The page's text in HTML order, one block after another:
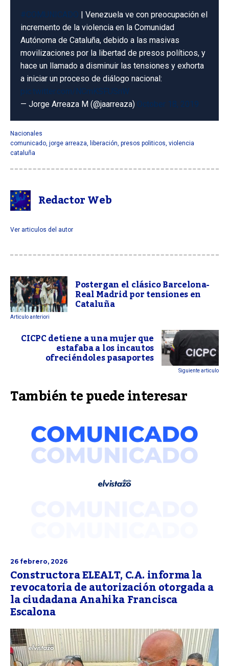
#COMUNICADO | Venezuela ve con preocupación el
incremento de la violencia en la Comunidad
Autónoma de Cataluña, debido a las masivas
movilizaciones por la libertad de presos políticos, y
hace un llamado a disminuir las tensiones y exhorta
a iniciar un proceso de diálogo nacional:
pic.twitter.com/NCmKSFUSnW
— Jorge Arreaza M (@jaarreaza) October 18, 2019
Nacionales
comunicado jorge arreaza liberación presos politicos violencia
cataluña
Redactor Web
Ver articulos del autor
Postergan el clásico Barcelona-
Real Madrid por tensiones en
Cataluña
Articulo anteriori
CICPC detiene a una mujer que
estafaba a los incautos
ofreciéndoles pasaportes
Siguiente articulo
También te puede interesar
26 febrero, 2026
Constructora ELEALT, C.A. informa la
revocatoria de autorización otorgada a
la ciudadana Anahika Francisca
Escalona